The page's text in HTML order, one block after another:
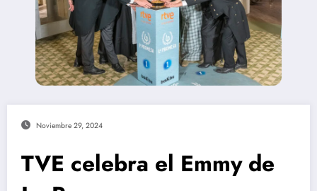
Noviembre 29, 2024
TVE celebra el Emmy de